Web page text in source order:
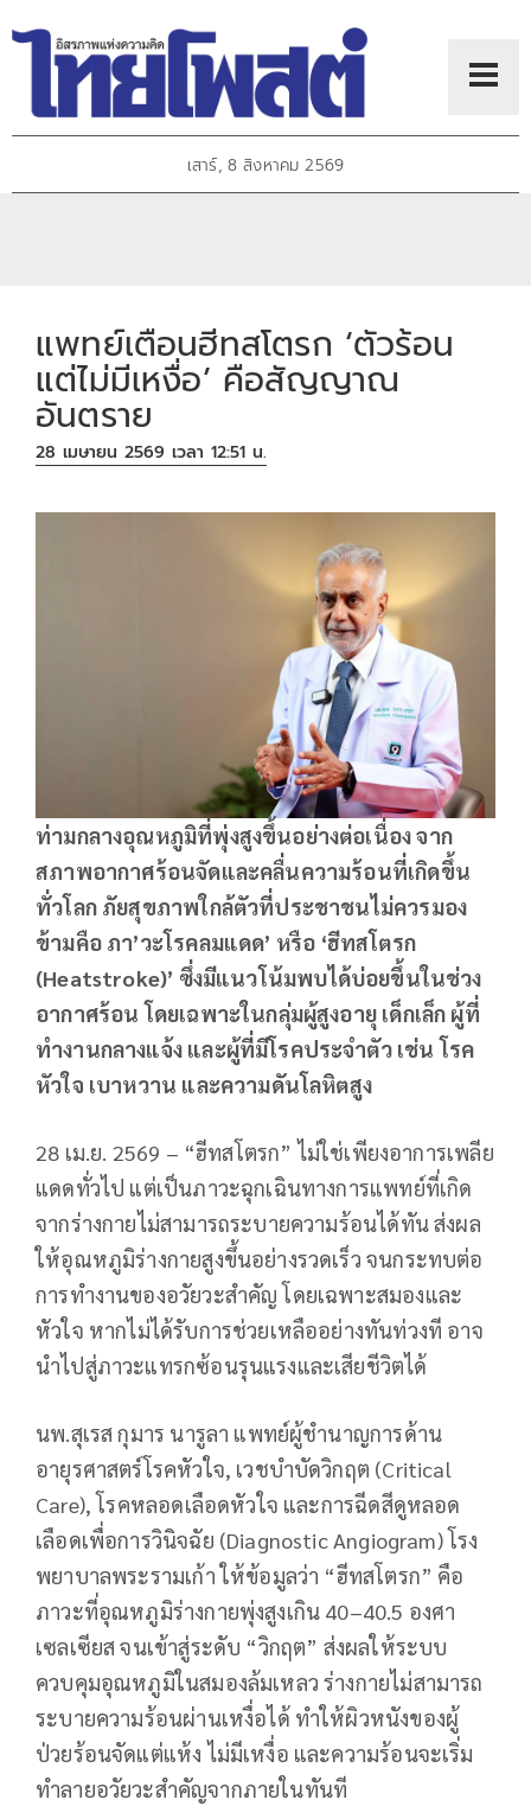
เสาร์, 8 สิงหาคม 2569
แพทย์เตือนฮีทสโตรก ‘ตัวร้อน
แต่ไม่มีเหงื่อ’ คือสัญญาณ
อันตราย
28 เมษายน 2569 เวลา 12:51 น.
ท่ามกลางอุณหภูมิที่พุ่งสูงขึ้นอย่างต่อเนื่อง จาก
สภาพอากาศร้อนจัดและคลื่นความร้อนที่เกิดขึ้น
ทั่วโลก ภัยสุขภาพใกล้ตัวที่ประชาชนไม่ควรมอง
ข้ามคือ ภา’วะโรคลมแดด’ หรือ ‘ฮีทสโตรก
(Heatstroke)’ ซึ่งมีแนวโน้มพบได้บ่อยขึ้นในช่วง
อากาศร้อน โดยเฉพาะในกลุ่มผู้สูงอายุ เด็กเล็ก ผู้ที่
ทำงานกลางแจ้ง และผู้ที่มีโรคประจำตัว เช่น โรค
หัวใจ เบาหวาน และความดันโลหิตสูง
28 เม.ย. 2569 – “ฮีทสโตรก” ไม่ใช่เพียงอาการเพลีย
แดดทั่วไป แต่เป็นภาวะฉุกเฉินทางการแพทย์ที่เกิด
จากร่างกายไม่สามารถระบายความร้อนได้ทัน ส่งผล
ให้อุณหภูมิร่างกายสูงขึ้นอย่างรวดเร็ว จนกระทบต่อ
การทำงานของอวัยวะสำคัญ โดยเฉพาะสมองและ
หัวใจ หากไม่ได้รับการช่วยเหลืออย่างทันท่วงที อาจ
นำไปสู่ภาวะแทรกซ้อนรุนแรงและเสียชีวิตได้
นพ.สุเรส กุมาร นารูลา แพทย์ผู้ชำนาญการด้าน
อายุรศาสตร์โรคหัวใจ, เวชบำบัดวิกฤต (Critical
Care), โรคหลอดเลือดหัวใจ และการฉีดสีดูหลอด
เลือดเพื่อการวินิจฉัย (Diagnostic Angiogram) โรง
พยาบาลพระรามเก้า ให้ข้อมูลว่า “ฮีทสโตรก” คือ
ภาวะที่อุณหภูมิร่างกายพุ่งสูงเกิน 40–40.5 องศา
เซลเซียส จนเข้าสู่ระดับ “วิกฤต” ส่งผลให้ระบบ
ควบคุมอุณหภูมิในสมองล้มเหลว ร่างกายไม่สามารถ
ระบายความร้อนผ่านเหงื่อได้ ทำให้ผิวหนังของผู้
ป่วยร้อนจัดแต่แห้ง ไม่มีเหงื่อ และความร้อนจะเริ่ม
ทำลายอวัยวะสำคัญจากภายในทันที